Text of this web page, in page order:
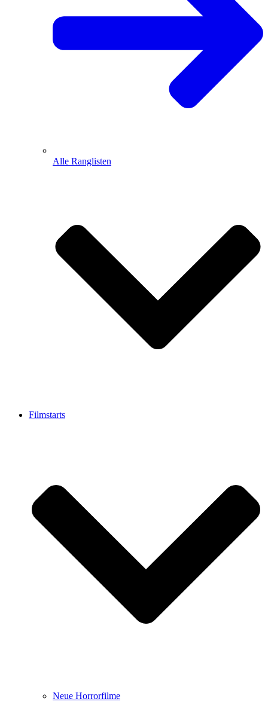
Alle Ranglisten
Filmstarts
Neue Horrorfilme